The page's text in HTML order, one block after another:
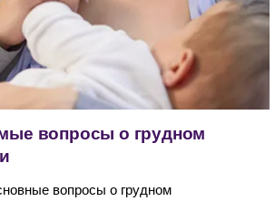
вопросы о грудном
вопросы о грудном